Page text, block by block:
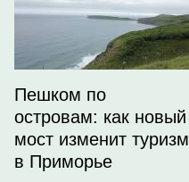
Пешком по
островам: как новый
мост изменит туризм
в Приморье